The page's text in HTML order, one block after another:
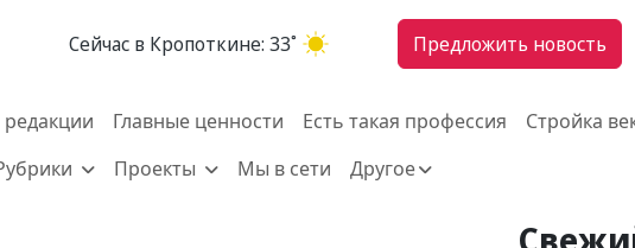
Cейчас в Кропоткине: 33˚ Предложить новость
Главные ценности Есть такая профессия
Стройка
Проекты Мы в сети Другое